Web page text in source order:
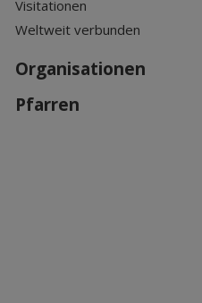
Visitationen
Weltweit verbunden
Organisationen
Pfarren